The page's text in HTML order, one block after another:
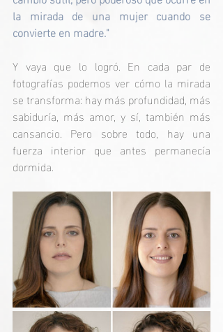
la mirada de una mujer cuando se
convierte en madre."
Y vaya que lo logró. En cada par de
fotografías podemos ver cómo la mirada
se transforma: hay más profundidad, más
sabiduría, más amor, y sí, también más
cansancio. Pero sobre todo, hay una
fuerza interior que antes permanecía
dormida.